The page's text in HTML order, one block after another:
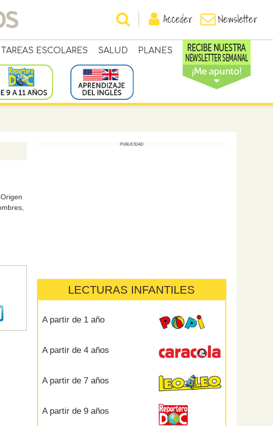
Acceder Newsletter
TAREAS ESCOLARES SALUD PLANES
PUBLICIDAD
LECTURAS INFANTILES
A partir de 1 año
A partir de 4 años
A partir de 7 años
A partir de 9 años